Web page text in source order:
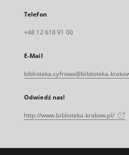
Telefon
+48 12 618 91 00
E-Mail
Odwiedź nas!
http://www.biblioteka.krakow.pl/